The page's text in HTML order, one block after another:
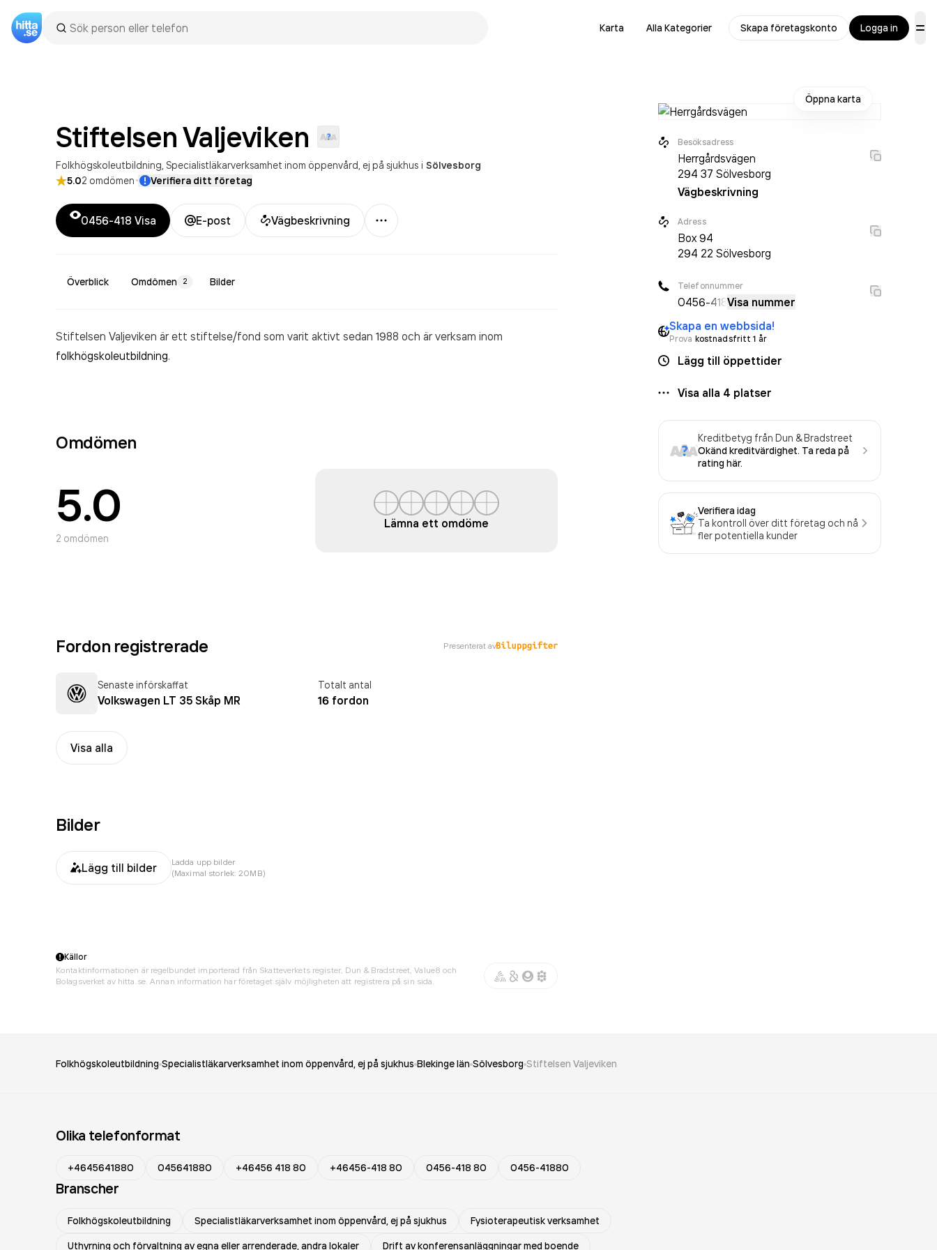
Karta Alla Kategorier Skapa företagskonto Logga in
StiftelsenValjeviken
Folkhögskoleutbildning Specialistläkarverksamhet inom öppenvård, ej på sjukhus i Sölvesborg
5.02 omdömen· Verifiera ditt företag
0456-418 Visa E-post Vägbeskrivning
Mer
Överblick Omdömen 2 Bilder
Stiftelsen Valjeviken är ett stiftelse/fond som varit aktivt sedan 1988 och är verksam inom
folkhögskoleutbildning.
Omdömen
5.0
2 omdömen
Lämna ett omdöme
Fordon registrerade Presenterat av
Senaste införskaffat
Volkswagen LT 35 Skåp MR
Totalt antal
16 fordon
Visa alla
Bilder
Lägg till bilder
Ladda upp bilder
(Maximal storlek: 20MB)
Öppna karta
Besöksadress
Herrgårdsvägen
294 37 Sölvesborg
Vägbeskrivning
Adress
Box94
294 22 Sölvesborg
Telefonnummer
0456-418Visa nummer
Skapa en webbsida!
Prova kostnadsfritt 1 år
Lägg till öppettider
Visa alla 4 platser
Kreditbetyg från Dun & Bradstreet
Okänd kreditvärdighet. Ta reda på
rating här.
Verifiera idag
Ta kontroll över ditt företag och nå
fler potentiella kunder
Källor
Kontaktinformationen är regelbundet importerad från Skatteverkets register, Dun & Bradstreet, Value8 och
Bolagsverket av hitta.se. Annan information har företaget själv möjligheten att registrera på sin sida.
Folkhögskoleutbildning Specialistläkarverksamhet inom öppenvård, ej på sjukhus Blekinge län Sölvesborg Stiftelsen Valjeviken
Olika telefonformat
+4645641880 045641880 +46456 418 80 +46456-418 80 0456-418 80 0456-41880
Branscher
Folkhögskoleutbildning Specialistläkarverksamhet inom öppenvård, ej på sjukhus
Fysioterapeutisk verksamhet
Uthyrning och förvaltning av egna eller arrenderade, andra lokaler
Drift av konferensanläggningar med boende